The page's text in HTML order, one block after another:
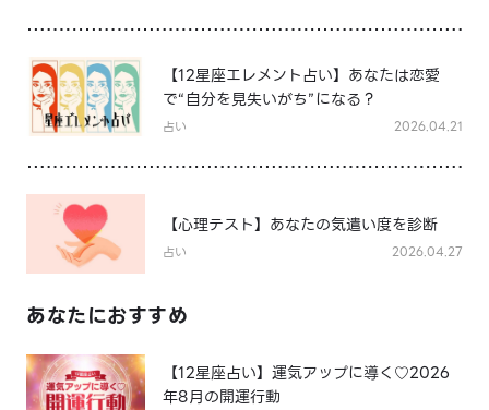
【12星座エレメント占い】あなたは恋愛
で“自分を見失いがち”になる？
占い 2026.04.21
【心理テスト】あなたの気遣い度を診断
占い 2026.04.27
あなたにおすすめ
【12星座占い】運気アップに導く♡2026
年8月の開運行動